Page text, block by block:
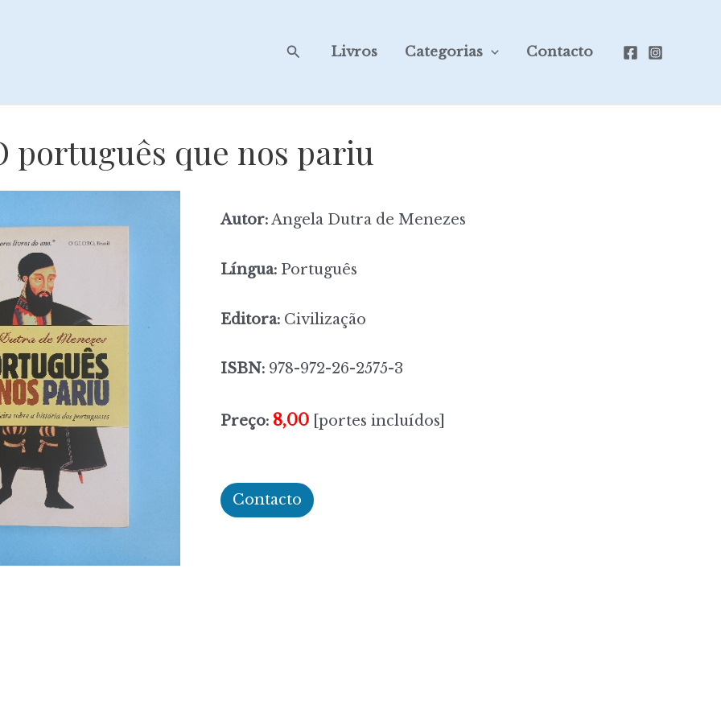
SearchLivros Categorias Contacto
português que nos pariu
Autor:Angela Dutra de Menezes
Língua: Português
Editora: Civilização
ISBN: 978-972-26-2575-3
Preço: 8,00 [portes incluídos]
Contacto